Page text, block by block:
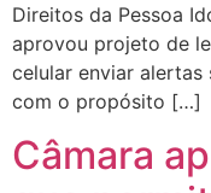
Direitos da Pessoa
aprovou projeto de
celular enviar alertas
com o propósito […]
Câmara